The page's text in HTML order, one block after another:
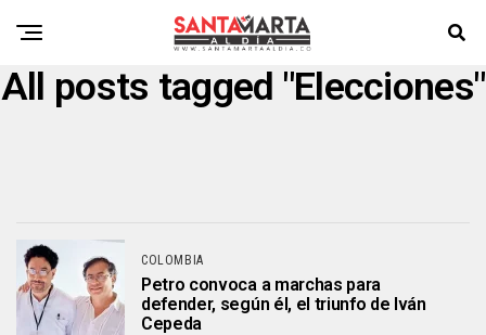
All posts tagged "Elecciones"
COLOMBIA
Petro convoca a marchas para
defender, según él, el triunfo de Iván
Cepeda